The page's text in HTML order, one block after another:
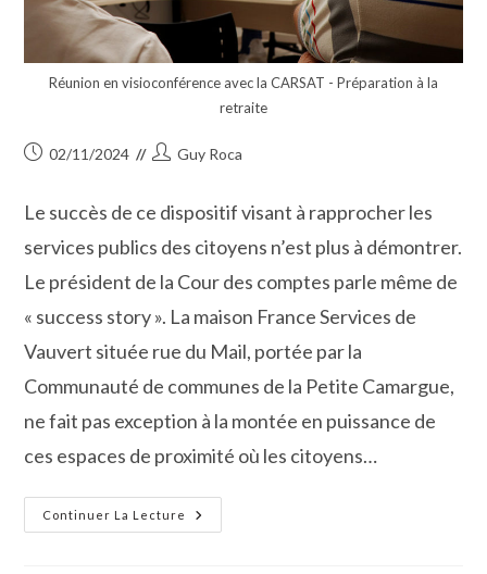
Réunion en visioconférence avec la CARSAT - Préparation à la
retraite
Publication
02/11/2024
Auteur/autrice
publication :
Guy Roca
Le succès de ce dispositif visant à rapprocher les
services publics des citoyens n’est plus à démontrer.
Le président de la Cour des comptes parle même de
« success story ». La maison France Services de
Vauvert située rue du Mail, portée par la
Communauté de communes de la Petite Camargue,
ne fait pas exception à la montée en puissance de
ces espaces de proximité où les citoyens…
Continuer La Lecture
L’accueil
Et